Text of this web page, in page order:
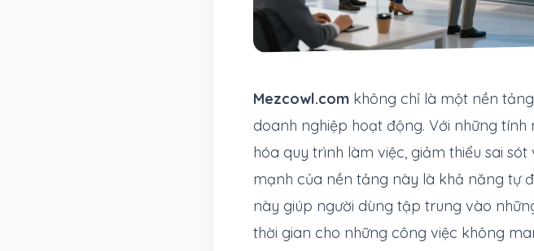
Mezcowl.com không chỉ là một nền
doanh nghiệp hoạt động. Với những
hóa quy trình làm việc, giảm thiểu sai
mạnh của nền tảng này là khả năng tự
này giúp người dùng tập trung vào
thời gian cho những công việc không